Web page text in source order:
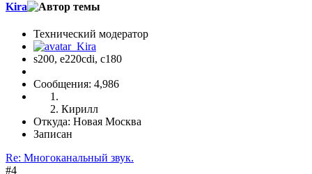
Kira
Технический модератор
s200, е220cdi, с180
Сообщения: 4,986
Кирилл
Откуда: Новая Москва
Записан
Re: Многоканальный звук.
#4